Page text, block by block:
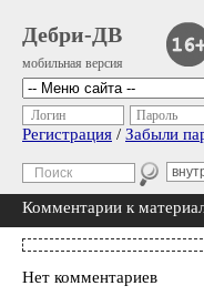
Дебри-ДВ
мобильная версия
Логин Пароль
Регистрация / Забыли
Комментарии к
Нет комментариев